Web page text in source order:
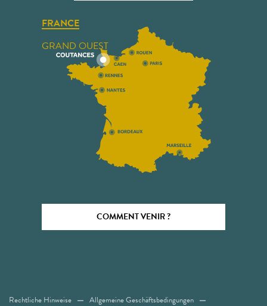
FRANCE
GRAND OUEST
COMMENT VENIR ?
Rechtliche Hinweise Allgemeine Geschäftsbedingungen